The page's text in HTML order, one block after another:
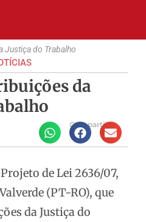
Justiça do Trabalho
da
Compartilhe
de Lei 2636/07,
(PT-RO), que
da Justiça do